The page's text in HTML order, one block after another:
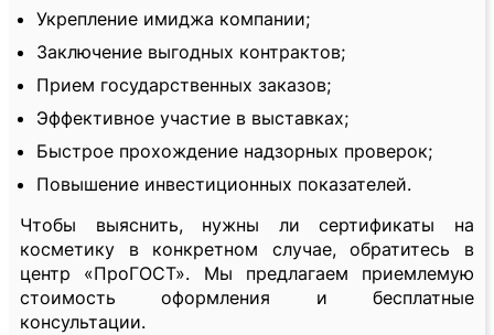
Укрепление имиджа компании;
Заключение выгодных контрактов;
Прием государственных заказов;
Эффективное участие в выставках;
Быстрое прохождение надзорных проверок;
Повышение инвестиционных показателей.
Чтобы выяснить, нужны ли сертификаты на
косметику в конкретном случае, обратитесь в
центр «ПроГОСТ». Мы предлагаем приемлемую
стоимость оформления и бесплатные
консультации.